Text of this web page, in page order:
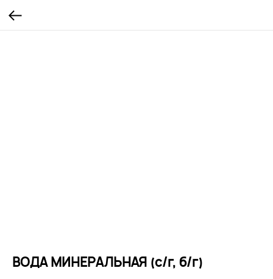
ВОДА МИНЕРАЛЬНАЯ (с/г, б/г)